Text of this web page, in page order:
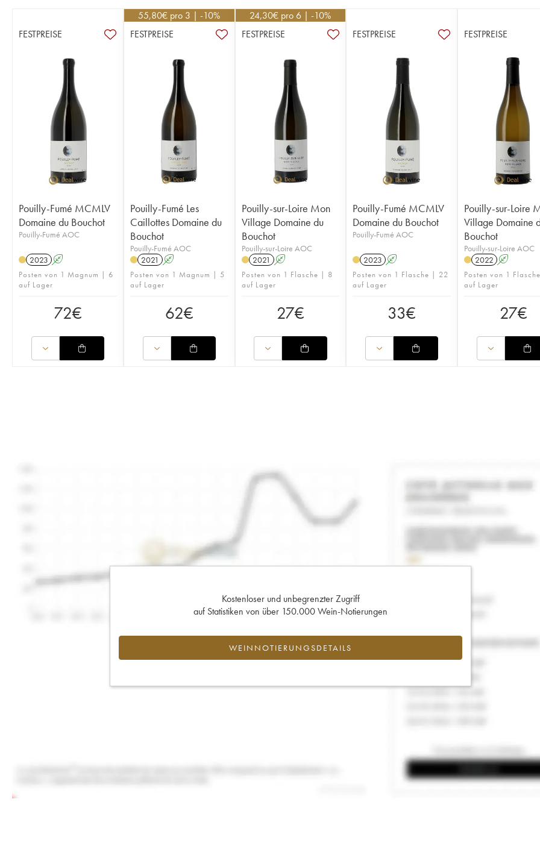
FESTPREISE
Pouilly-Fumé MCMLV
Domaine du Bouchot
Pouilly-Fumé AOC
2023 A
Posten von 1 Magnum | 6
auf Lager
72€
55,80€ pro 3 | -10%
FESTPREISE
Pouilly-Fumé Les
Caillottes Domaine du
Bouchot
Pouilly-Fumé AOC
2021 A
Posten von 1 Magnum | 5
auf Lager
62€
24,30€ pro 6 | -10%
FESTPREISE
Pouilly-sur-Loire Mon
Village Domaine du
Bouchot
Pouilly-sur-Loire AOC
2021 A
Posten von 1 Flasche | 8
auf Lager
27€
FESTPREISE
Pouilly-Fumé MCMLV
Domaine du Bouchot
Pouilly-Fumé AOC
2023 A
Posten von 1 Flasche | 22
auf Lager
33€
FESTPREISE
Pouilly-sur-Loire
Village Domaine
Bouchot
Pouilly-sur-Loire AOC
2022 A
Posten von 1
auf Lager
27€
Kostenloser und unbegrenzter Zugriff
auf Statistiken von über 150.000 Wein-Notierungen
WEINNOTIERUNGSDETAILS